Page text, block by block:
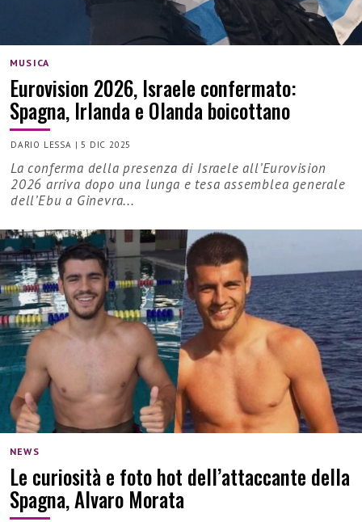
MUSICA
Eurovision 2026, Israele confermato:
Spagna, Irlanda e Olanda boicottano
DARIO LESSA | 5 DIC 2025
La conferma della presenza di Israele all’Eurovision
2026 arriva dopo una lunga e tesa assemblea generale
dell’Ebu a Ginevra...
NEWS
Le curiosità e foto hot dell’attaccante della
Spagna, Alvaro Morata